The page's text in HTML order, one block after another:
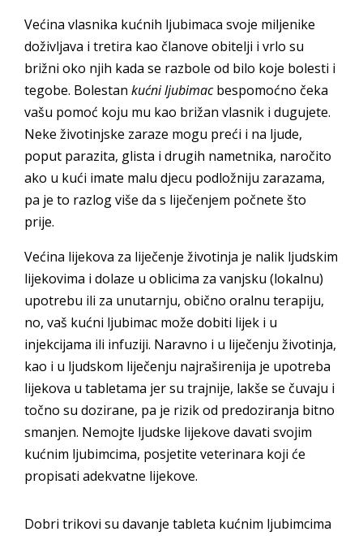
Većina vlasnika kućnih ljubimaca svoje miljenike
doživljava i tretira kao članove obitelji i vrlo su
brižni oko njih kada se razbole od bilo koje bolesti i
tegobe. Bolestan kućni ljubimacbespomoćno čeka
vašu pomoć koju mu kao brižan vlasnik i dugujete.
Neke životinjske zaraze mogu preći i na ljude,
poput parazita, glista i drugih nametnika, naročito
ako u kući imate malu djecu podložniju zarazama,
pa je to razlog više da s liječenjem počnete što
prije.
Većina lijekova za liječenje životinja je nalik ljudskim
lijekovima i dolaze u oblicima za vanjsku (lokalnu)
upotrebu ili za unutarnju, obično oralnu terapiju,
no, vaš kućni ljubimac može dobiti lijek i u
injekcijama ili infuziji. Naravno i u liječenju životinja,
kao i u ljudskom liječenju najraširenija je upotreba
lijekova u tabletama jer su trajnije, lakše se čuvaju i
točno su dozirane, pa je rizik od predoziranja bitno
smanjen. Nemojte ljudske lijekove davati svojim
kućnim ljubimcima, posjetite veterinara koji će
propisati adekvatne lijekove.
Dobri trikovi su davanje tableta kućnim ljubimcima